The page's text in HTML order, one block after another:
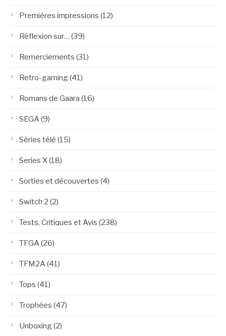
Premières impressions (12)
Réflexion sur… (39)
Remerciements (31)
Retro-gaming(41)
Romans de Gaara (16)
SEGA(9)
Séries télé (15)
Series X(18)
Sorties et découvertes (4)
Switch 2 (2)
Tests, Critiques et Avis (238)
TFGA(26)
TFM2A(41)
Tops (41)
Trophées (47)
Unboxing(2)